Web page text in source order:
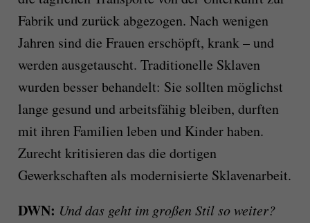
Fabrik und zurück abgezogen. Nach wenigen
Jahren sind die Frauen erschöpft, krank – und
werden ausgetauscht. Traditionelle Sklaven
wurden besser behandelt: Sie sollten möglichst
lange gesund und arbeitsfähig bleiben, durften
mit ihren Familien leben und Kinder haben.
Zurecht kritisieren das die dortigen
Gewerkschaften als modernisierte Sklavenarbeit.
DWN: Und das geht im großen Stil so weiter?